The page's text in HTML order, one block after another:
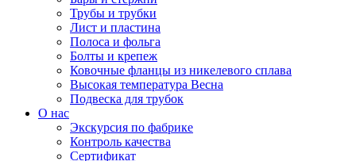
Трубы и трубки
Лист и пластина
Полоса и фольга
Болты и крепеж
Ковочные фланцы из никелевого сплава
Высокая температура Весна
Подвеска для трубок
О нас
Экскурсия по фабрике
Контроль качества
Сертификат